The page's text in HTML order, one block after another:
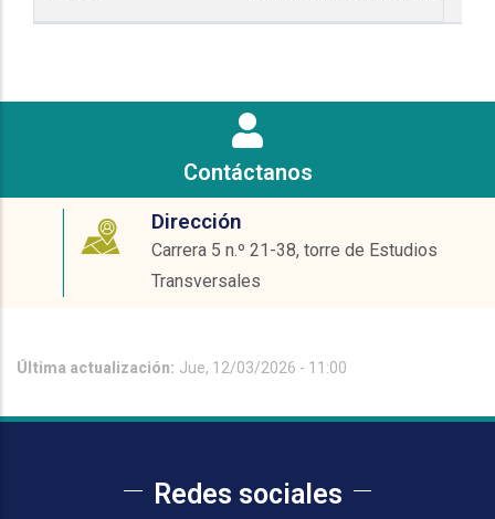
Contáctanos
Dirección
Carrera 5 n.º 21-38, torre de Estudios
Transversales
Última actualización: Jue, 12/03/2026 - 11:00
Redes sociales